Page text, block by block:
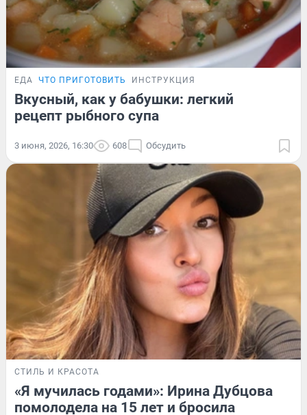
ЕДА ЧТО ПРИГОТОВИТЬ ИНСТРУКЦИЯ
Вкусный, как у бабушки: легкий
рецепт рыбного супа
3 июня, 2026, 16:30 608 Обсудить
СТИЛЬ И КРАСОТА
«Я мучилась годами»: Ирина Дубцова
помолодела на 15 лет и бросила